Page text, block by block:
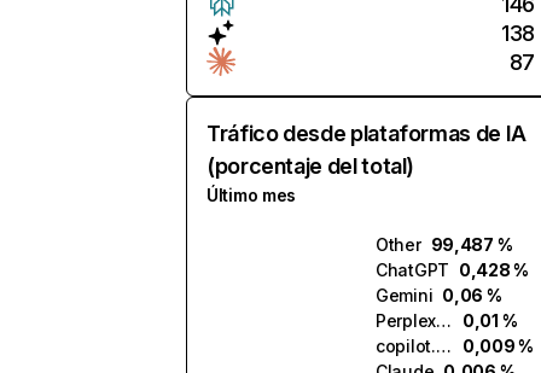
138
87
Tráfico desde plataformas de IA
(porcentaje del total)
Último mes
Other 99,487 %
ChatGPT 0,428 %
Gemini 0,06 %
Perplexity
0,01 %
copilot.microsoft.com
0,009 %